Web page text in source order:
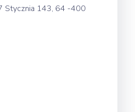
Stycznia 143, 64 -400